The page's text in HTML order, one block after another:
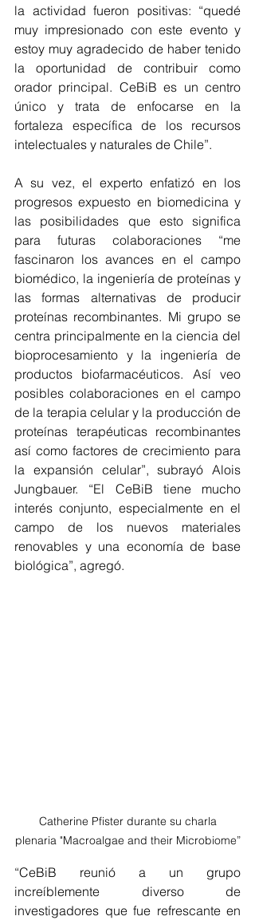
la actividad fueron positivas: “quedé
muy impresionado con este evento y
estoy muy agradecido de haber tenido
la oportunidad de contribuir como
orador principal. CeBiB es un centro
único y trata de enfocarse en la
fortaleza específica de los recursos
intelectuales y naturales de Chile”.
A su vez, el experto enfatizó en los
progresos expuesto en biomedicina y
las posibilidades que esto significa
para futuras colaboraciones “me
fascinaron los avances en el campo
biomédico, la ingeniería de proteínas y
las formas alternativas de producir
proteínas recombinantes. Mi grupo se
centra principalmente en la ciencia del
bioprocesamiento y la ingeniería de
productos biofarmacéuticos. Así veo
posibles colaboraciones en el campo
de la terapia celular y la producción de
proteínas terapéuticas recombinantes
así como factores de crecimiento para
la expansión celular”, subrayó Alois
Jungbauer. “El CeBiB tiene mucho
interés conjunto, especialmente en el
campo de los nuevos materiales
renovables y una economía de base
biológica”, agregó.
plenaria "Macroalgae and their Microbiome”
“CeBiB reunió a un grupo
increíblemente diverso de
investigadores que fue refrescante en